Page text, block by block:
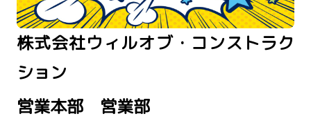
株式会社ウィルオブ・コンストラク
ション
営業本部 営業部